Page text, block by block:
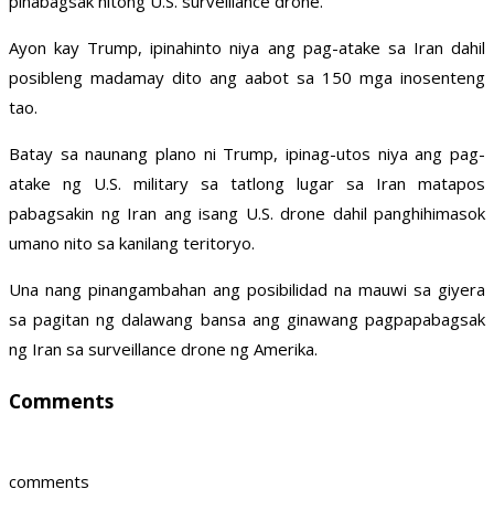
Ayon kay Trump, ipinahinto niya ang pag-atake sa Iran dahil
posibleng madamay dito ang aabot sa 150 mga inosenteng
tao.
Batay sa naunang plano ni Trump, ipinag-utos niya ang pag-
atake ng U.S. military sa tatlong lugar sa Iran matapos
pabagsakin ng Iran ang isang U.S. drone dahil panghihimasok
umano nito sa kanilang teritoryo.
Una nang pinangambahan ang posibilidad na mauwi sa giyera
sa pagitan ng dalawang bansa ang ginawang pagpapabagsak
ng Iran sa surveillance drone ng Amerika.
Comments
comments